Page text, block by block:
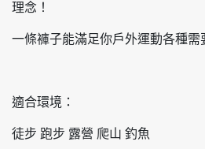
理念！
一條褲子能滿足你戶外運動各種需
適合環境：
徒步 跑步 露營 爬山 釣魚